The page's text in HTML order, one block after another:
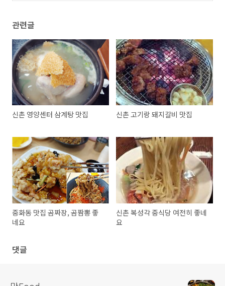
관련글
신촌 영양센터 삼계탕 맛집 신촌 고기랑 돼지갈비 맛집
중화동 맛집 곰짜장, 곰짬뽕 좋
네요
신촌 복성각 중식당 여전히 좋네
요
댓글